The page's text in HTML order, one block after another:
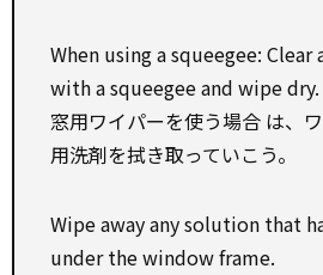
When using a squeegee:
with a squeegee and wipe dry.
窓用ワイパーを使う場合 は、
用洗剤を拭き取っていこう。
Wipe away any solution that
under the window frame.